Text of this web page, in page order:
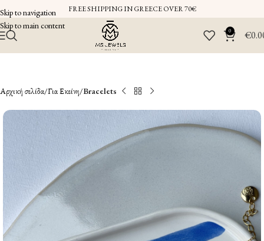
Skip to navigation
Skip to main content
FREE SHIPPING IN GREECE OVER 70€
0 €
Αρχική σελίδα Για Εκείνη Bracelets